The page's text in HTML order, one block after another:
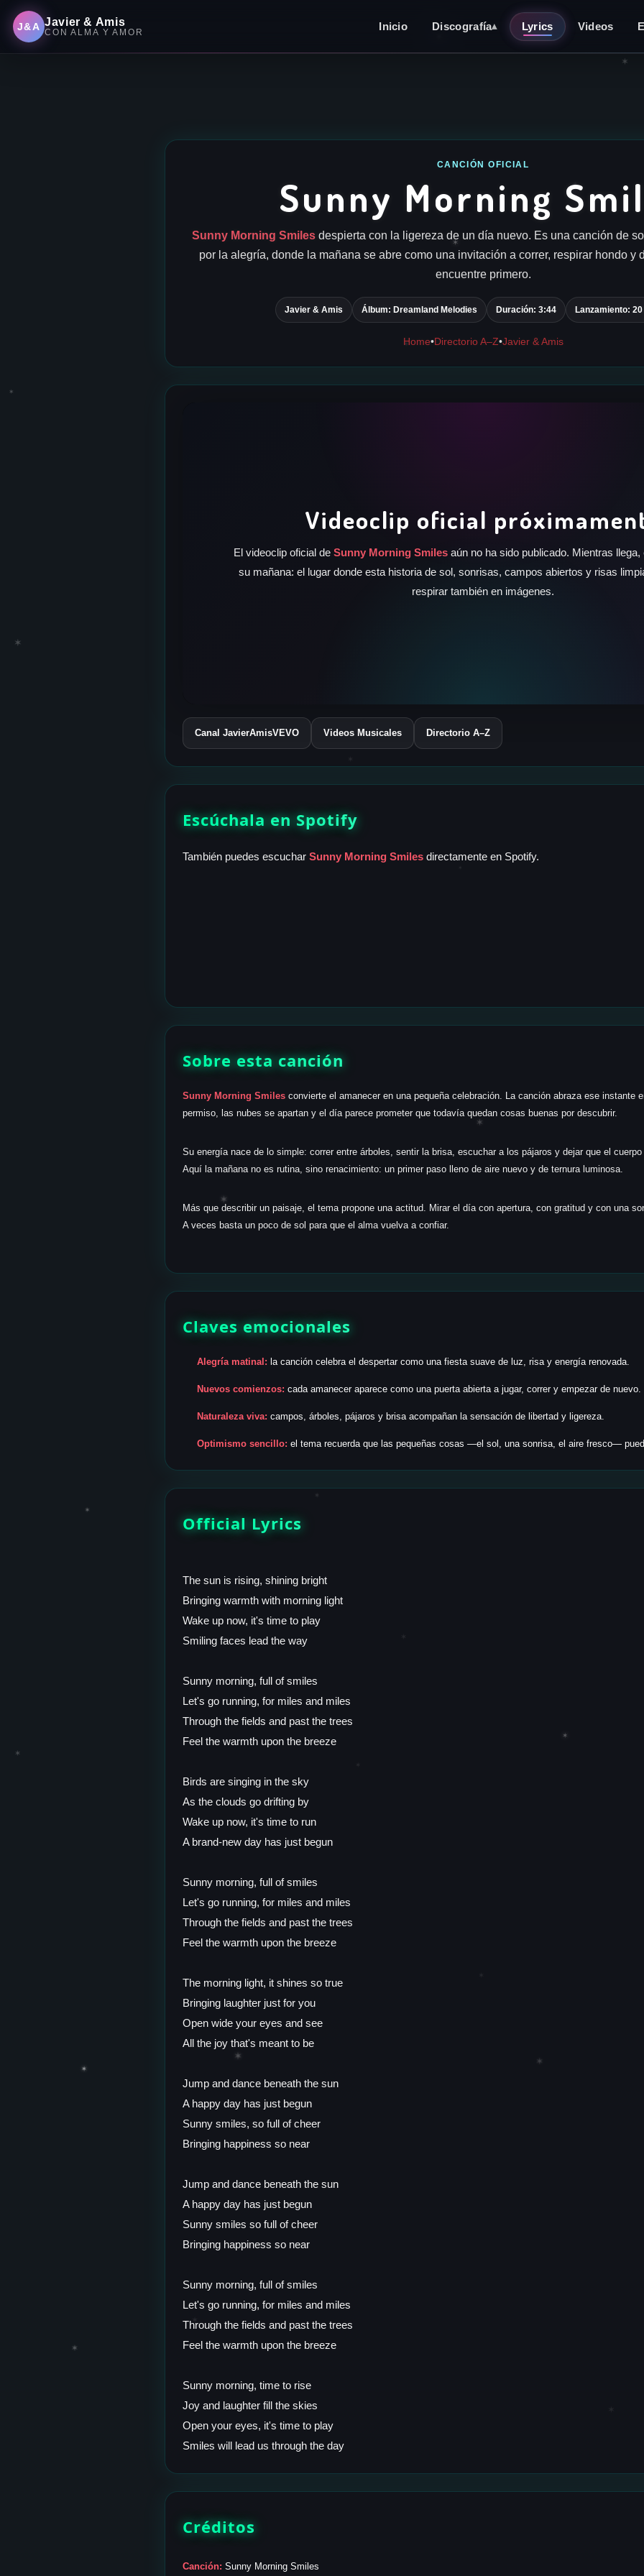
J&A Javier & Amis
CON ALMA Y AMOR Inicio Discografía▴ Lyrics Videos
✶
✶
✶
✶
✶
✶
✶
✶
✶
✶
✶
✶
✶
✶
✶
✶
✶
✶
CANCIÓN OFICIAL
Sunny Morning
Sunny Morning Smiles despierta con la ligereza de un día nuevo. Es una canción de
por la alegría, donde la mañana se abre como una invitación a correr, respirar hondo y
encuentre primero.
Javier & Amis Álbum: Dreamland Melodies Duración: 3:44 Lanzamiento:
Home•Directorio A–Z•Javier & Amis
Videoclip oficial
El videoclip oficial de Sunny Morning Smiles aún no ha sido publicado. Mientras
su mañana: el lugar donde esta historia de sol, sonrisas, campos abiertos y risas
respirar también en imágenes.
Canal JavierAmisVEVO Videos Musicales Directorio A–Z
Escúchala en Spotify
También puedes escuchar Sunny Morning Smilesdirectamente en Spotify.
Sobre esta canción
Sunny Morning Smilesconvierte el amanecer en una pequeña celebración. La canción abraza ese instante
permiso, las nubes se apartan y el día parece prometer que todavía quedan cosas buenas por descubrir.
Su energía nace de lo simple: correr entre árboles, sentir la brisa, escuchar a los pájaros y dejar que el
Aquí la mañana no es rutina, sino renacimiento: un primer paso lleno de aire nuevo y de ternura luminosa.
Más que describir un paisaje, el tema propone una actitud. Mirar el día con apertura, con gratitud y con una
A veces basta un poco de sol para que el alma vuelva a confiar.
Claves emocionales
Alegría matinal: la canción celebra el despertar como una fiesta suave de luz, risa y energía renovada.
Nuevos comienzos: cada amanecer aparece como una puerta abierta a jugar, correr y empezar de nuevo.
Naturaleza viva: campos, árboles, pájaros y brisa acompañan la sensación de libertad y ligereza.
Optimismo sencillo: el tema recuerda que las pequeñas cosas —el sol, una sonrisa, el aire fresco—
Official Lyrics
The sun is rising, shining bright
Bringing warmth with morning light
Wake up now, it's time to play
Smiling faces lead the way
Sunny morning, full of smiles
Let's go running, for miles and miles
Through the fields and past the trees
Feel the warmth upon the breeze
Birds are singing in the sky
As the clouds go drifting by
Wake up now, it's time to run
A brand-new day has just begun
Sunny morning, full of smiles
Let's go running, for miles and miles
Through the fields and past the trees
Feel the warmth upon the breeze
The morning light, it shines so true
Bringing laughter just for you
Open wide your eyes and see
All the joy that's meant to be
Jump and dance beneath the sun
A happy day has just begun
Sunny smiles, so full of cheer
Bringing happiness so near
Jump and dance beneath the sun
A happy day has just begun
Sunny smiles so full of cheer
Bringing happiness so near
Sunny morning, full of smiles
Let's go running, for miles and miles
Through the fields and past the trees
Feel the warmth upon the breeze
Sunny morning, time to rise
Joy and laughter fill the skies
Open your eyes, it's time to play
Smiles will lead us through the day
Créditos
Canción: Sunny Morning Smiles